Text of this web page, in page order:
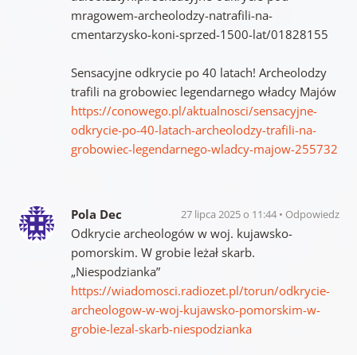
mragowem-archeolodzy-natrafili-na-
cmentarzysko-koni-sprzed-1500-lat/01828155
Sensacyjne odkrycie po 40 latach! Archeolodzy
trafili na grobowiec legendarnego władcy Majów
https://conowego.pl/aktualnosci/sensacyjne-
odkrycie-po-40-latach-archeolodzy-trafili-na-
grobowiec-legendarnego-wladcy-majow-255732
Pola Dec 27 lipca 2025 o 11:44 Odpowiedz
Odkrycie archeologów w woj. kujawsko-
pomorskim. W grobie leżał skarb.
„Niespodzianka”
https://wiadomosci.radiozet.pl/torun/odkrycie-
archeologow-w-woj-kujawsko-pomorskim-w-
grobie-lezal-skarb-niespodzianka